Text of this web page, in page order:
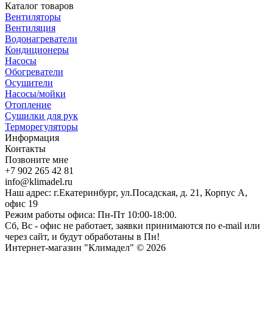
Каталог товаров
Вентиляторы
Вентиляция
Водонагреватели
Кондиционеры
Насосы
Обогреватели
Осушители
Насосы/мойки
Отопление
Сушилки для рук
Терморегуляторы
Информация
Контакты
Позвоните мне
+7 902 265 42 81
info@klimadel.ru
Наш адрес: г.Екатеринбург, ул.Посадская, д. 21, Корпус А,
офис 19
Режим работы офиса: Пн-Пт 10:00-18:00.
Сб, Вс - офис не работает, заявки принимаются по e-mail или
через сайт, и будут обработаны в Пн!
Интернет-магазин "Климадел" © 2026